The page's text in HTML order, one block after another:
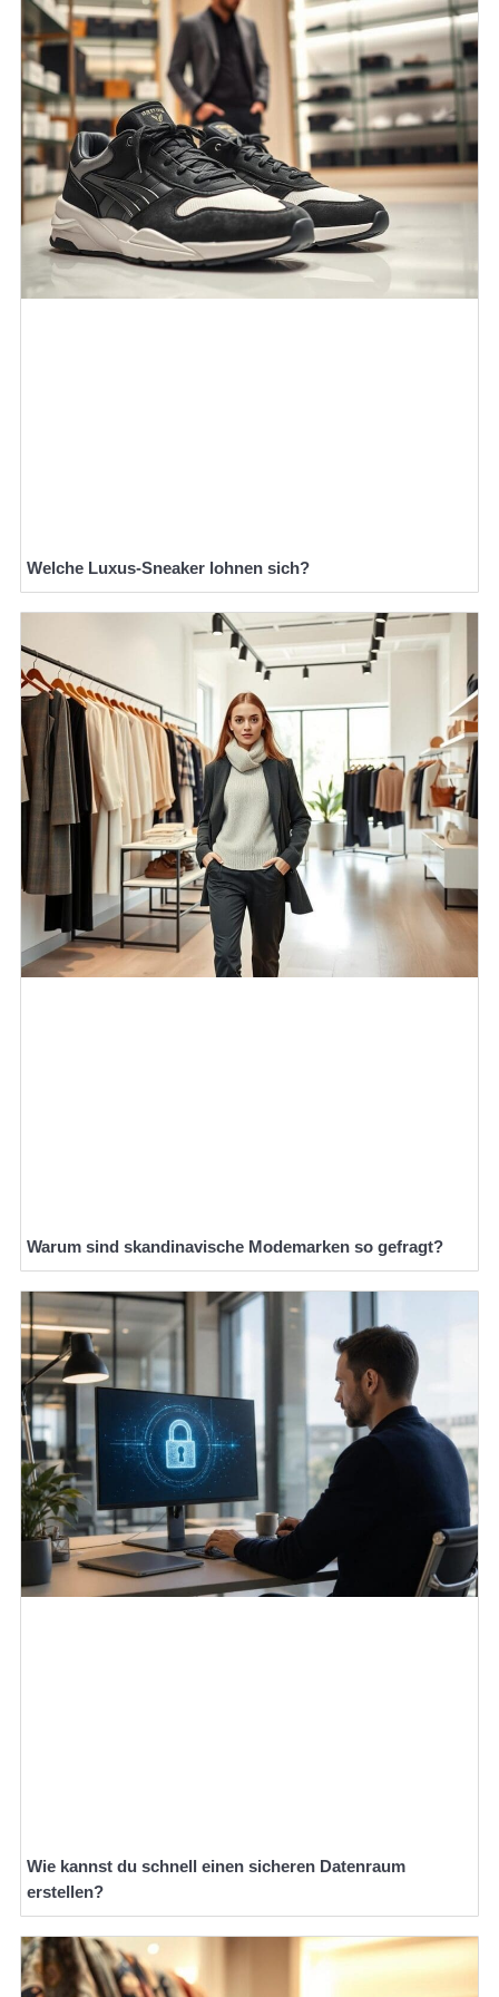
Welche Luxus-Sneaker lohnen sich?
Warum sind skandinavische Modemarken so gefragt?
Wie kannst du schnell einen sicheren Datenraum
erstellen?